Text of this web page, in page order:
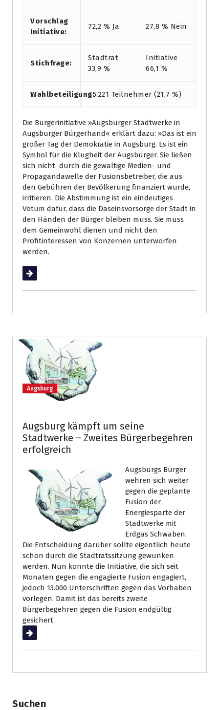
Vorschlag
Initiative:
72,2 % Ja 27,8 % Nein
Stichfrage:
Stadtrat
33,9 %
Initiative
66,1 %
Wahlbeteiligung:45.221 Teilnehmer (21,7 %)
Die Bürgerinitiative »Augsburger Stadtwerke in
Augsburger Bürgerhand« erklärt dazu: »Das ist ein
großer Tag der Demokratie in Augsburg. Es ist ein
Symbol für die Klugheit der Augsburger. Sie ließen
sich nicht durch die gewaltige Medien- und
Propagandawelle der Fusionsbetreiber, die aus
den Gebühren der Bevölkerung finanziert wurde,
irritieren. Die Abstimmung ist ein eindeutiges
Votum dafür, dass die Daseinsvorsorge der Stadt in
den Händen der Bürger bleiben muss. Sie muss
dem Gemeinwohl dienen und nicht den
Profitinteressen von Konzernen unterworfen
werden.
Weiterlesen
Augsburg
Augsburg kämpft um seine
Stadtwerke – Zweites Bürgerbegehren
erfolgreich
Augsburgs Bürger
wehren sich weiter
gegen die geplante
Fusion der
Energiesparte der
Stadtwerke mit
Erdgas Schwaben.
Die Entscheidung darüber sollte eigentlich heute
schon durch die Stadtratssitzung gewunken
werden. Nun konnte die Initiative, die sich seit
Monaten gegen die engagierte Fusion engagiert,
jedoch 13.000 Unterschriften gegen das Vorhaben
vorlegen. Damit ist das bereits zweite
Bürgerbegehren gegen die Fusion endgültig
gesichert.
Weiterlesen
Suchen